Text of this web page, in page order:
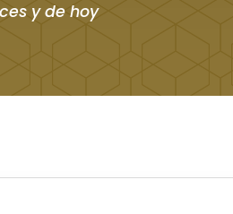
y de hoy